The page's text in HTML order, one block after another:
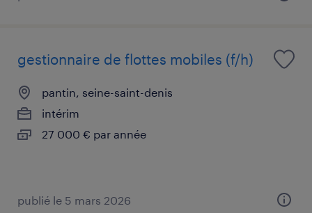
gestionnaire de flottes mobiles (f/h)
pantin, seine-saint-denis
intérim
27 000 € par année
publié le 5 mars 2026